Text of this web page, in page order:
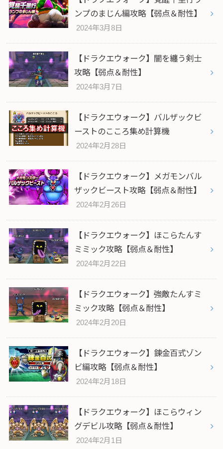
ンプのまじん編攻略【弱点＆耐性】
2024年3月8日
【ドラクエウォーク】闇を纏う剣士
攻略【弱点＆耐性】
2024年3月7日
【ドラクエウォーク】バルザックビ
ーストのこころ集め計算機
2024年2月28日
【ドラクエウォーク】メガモンバル
ザックビースト攻略【弱点＆耐性】
2024年2月26日
【ドラクエウォーク】ほこらたんす
ミミック攻略【弱点＆耐性】
2024年2月22日
【ドラクエウォーク】強敵たんすミ
ミック攻略【弱点＆耐性】
2024年2月20日
【ドラクエウォーク】錬金百式ゾン
ビ編攻略【弱点＆耐性】
2024年2月18日
【ドラクエウォーク】ほこらウィン
グデビル攻略【弱点＆耐性】
2024年2月1日